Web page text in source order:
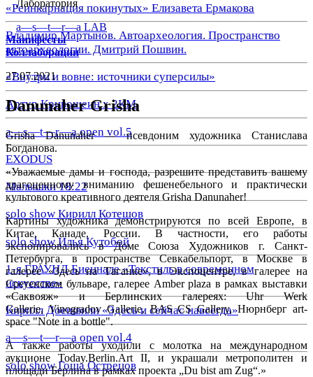
«Реинкарнация покинутых» Елизавета Ермакова
Владимир Мартынов. Автоархеология. Пространство
автоархеологии. Дмитрий Пошвин.
«Внутри и вовне: источники суперсилы»
Артур Кривошеин х 2КМ
a—s—t—r—a open vol.5
EXODUS
Малышки 18:22
solo show Кирилл Котешов
solo show Илья Кутобой
1-я ГРАУНД Биеннале «Текстиль в современном
искусстве»
Кирилл Доешвили «Здесь и сейчас навсегда»
a—s—t—r—a open vol.4
solo show Гоша Острецов
Лаборатория
a—s—t—r—a LAB
Манифесты
Коллаборации
27.07.2021
Danunaher Grisha
Grisha Danunaher— псевдоним художника Станислава
Богданова.
«Уважаемые дамы и господа, разрешите представить вашему
драгоценному вниманию фешенебельного и практически
культового креативного деятеля Grisha Danunaher!
Картины художника демонстрируются по всей Европе, в
Китае, Канаде, России. В частности, его работы
экспонировались в Доме Союза Художников г. Санкт-
Петербурга, в пространстве Севкабельпорт, в Москве в
галерее «Здесь на Таганке», в Экспоцентре, в галерее на
Сретенском бульваре, галерее Amber plaza в рамках выставки
«Саквояж» и Берлинских галереях: Uhr Werk
Gallerie, Vinogradov Gallerie, BAS CS Gallery, Нюрнберг art-
space "Note in a bottle".
А также работы уходили с молотка на международном
аукционе Today.Berlin.Art II, и украшали метрополитен и
площади Берлина в рамках проекта „Du bist am Zug“.»